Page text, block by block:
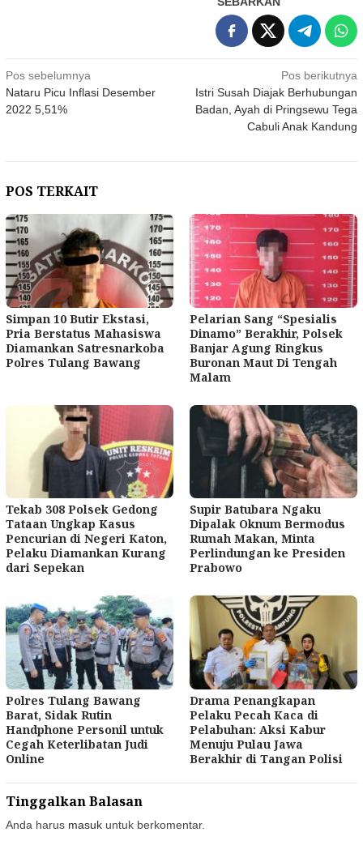
Navigasi
pos
Pos sebelumnya
Nataru Picu Inflasi Desember
2022 5,51%
Pos berikutnya
Istri Susah Diajak Berhubungan
Badan, Ayah di Pringsewu Tega
Cabuli Anak Kandung
POS TERKAIT
Simpan 10 Butir Ekstasi,
Pria Berstatus Mahasiswa
Diamankan Satresnarkoba
Polres Tulang Bawang
Pelarian Sang “Spesialis
Dinamo” Berakhir, Polsek
Banjar Agung Ringkus
Buronan Maut Di Tengah
Malam
Tekab 308 Polsek Gedong
Tataan Ungkap Kasus
Pencurian di Negeri Katon,
Pelaku Diamankan Kurang
dari Sepekan
Supir Batubara Ngaku
Dipalak Oknum Bermodus
Rumah Makan, Minta
Perlindungan ke Presiden
Prabowo
Polres Tulang Bawang
Barat, Sidak Rutin
Handphone Personil untuk
Cegah Keterlibatan Judi
Online
Drama Penangkapan
Pelaku Pecah Kaca di
Pelabuhan: Aksi Kabur
Menuju Pulau Jawa
Berakhir di Tangan Polisi
Tinggalkan Balasan
Anda harus masuk untuk berkomentar.